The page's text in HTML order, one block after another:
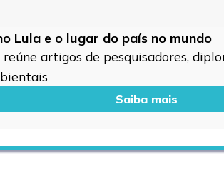
Lula e o lugar do país no mundo
artigos de pesquisadores,
Saiba mais